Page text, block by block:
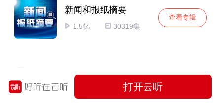
新闻和报纸摘要
1.5亿 30319集
查看专辑
2026年8月8日新闻和报纸摘要
打开云听